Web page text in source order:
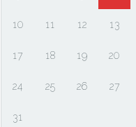
10 11 12 13
17 18 19 20
24 25 26 27
31